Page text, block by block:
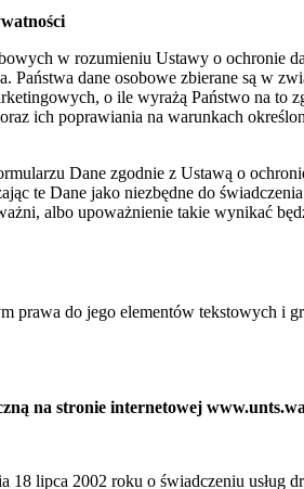
w rozumieniu Ustawy o
Państwa dane osobowe zbierane są w
o ile wyrażą Państwo na to
ich poprawiania na warunkach
Dane zgodnie z Ustawą o
te Dane jako niezbędne do
albo upoważnienie takie wynikać
prawa do jego elementów tekstowych i
na stronie internetowej
18 lipca 2002 roku o świadczeniu